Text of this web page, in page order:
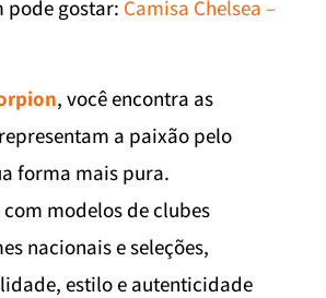
pode gostar: Camisa Chelsea –
, você encontra as
a paixão pelo
forma mais pura.
modelos de clubes
nacionais e seleções,
estilo e autenticidade